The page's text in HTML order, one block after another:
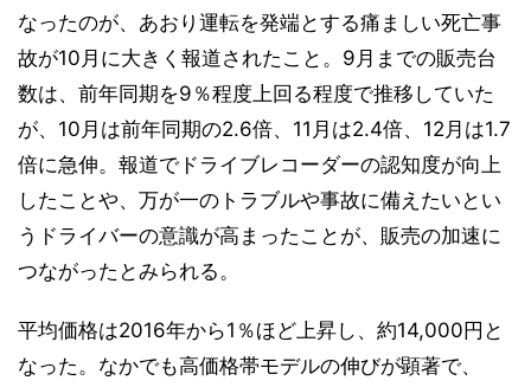
なったのが、あおり運転を発端とする痛ましい死亡事
故が10月に大きく報道されたこと。9月までの販売台
数は、前年同期を9％程度上回る程度で推移していた
が、10月は前年同期の2.6倍、11月は2.4倍、12月は1.7
倍に急伸。報道でドライブレコーダーの認知度が向上
したことや、万が一のトラブルや事故に備えたいとい
うドライバーの意識が高まったことが、販売の加速に
つながったとみられる。
平均価格は2016年から1％ほど上昇し、約14,000円と
なった。なかでも高価格帯モデルの伸びが顕著で、